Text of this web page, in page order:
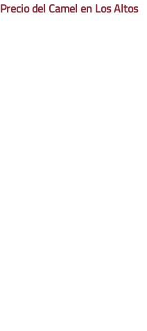
Precio del Camel en Los Altos